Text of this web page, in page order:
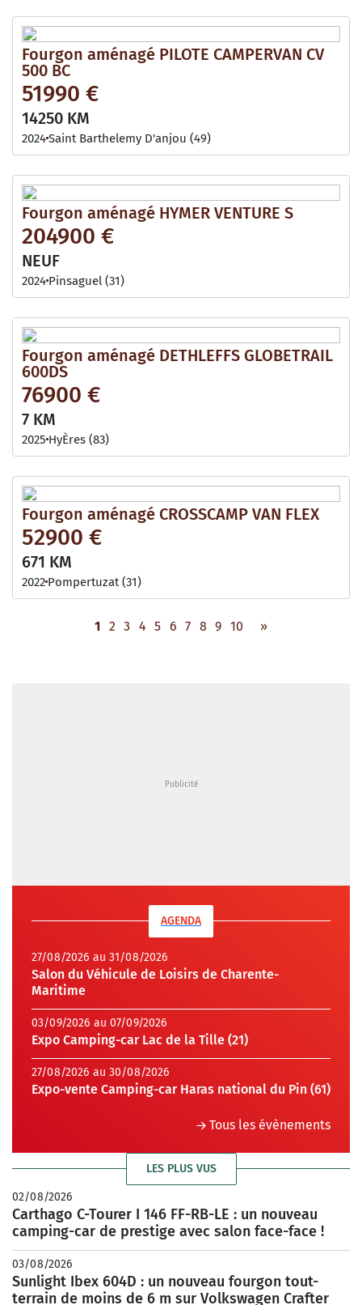
Fourgon aménagé PILOTE CAMPERVAN CV
500 BC
51990 €
14250 KM
2024Saint Barthelemy D'anjou (49)
Fourgon aménagé HYMER VENTURE S
204900 €
NEUF
2024 Pinsaguel (31)
Fourgon aménagé DETHLEFFS GLOBETRAIL
600DS
76900 €
7 KM
2025 HyÈres (83)
Fourgon aménagé CROSSCAMP VAN FLEX
52900 €
671 KM
2022 Pompertuzat (31)
1 2 3 4 5 6 7 8 9 10 »
AGENDA
27/08/2026 au 31/08/2026
Salon du Véhicule de Loisirs de Charente-
Maritime
03/09/2026 au 07/09/2026
Expo Camping-car Lac de la Tille (21)
27/08/2026 au 30/08/2026
Expo-vente Camping-car Haras national du Pin (61)
Tous les évènements
LES PLUS VUS
02/08/2026
Carthago C-Tourer I 146 FF-RB-LE : un nouveau
camping-car de prestige avec salon face-face !
03/08/2026
Sunlight Ibex 604D : un nouveau fourgon tout-
terrain de moins de 6 m sur Volkswagen Crafter